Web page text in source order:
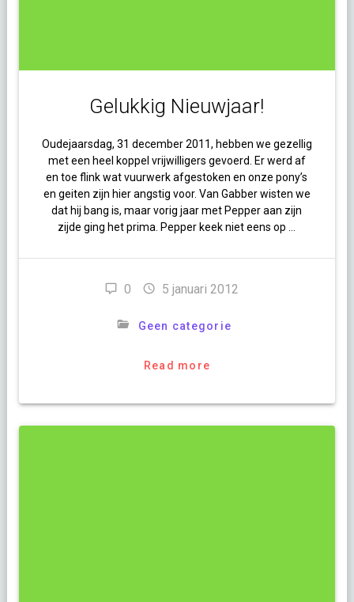
Gelukkig Nieuwjaar!
Oudejaarsdag, 31 december 2011, hebben we gezellig
met een heel koppel vrijwilligers gevoerd. Er werd af
en toe flink wat vuurwerk afgestoken en onze pony’s
en geiten zijn hier angstig voor. Van Gabber wisten we
dat hij bang is, maar vorig jaar met Pepper aan zijn
zijde ging het prima. Pepper keek niet eens op …
0 5 januari 2012
Geen categorie
Read more